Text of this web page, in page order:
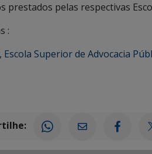
prestados pelas respectivas
:
, Escola Superior de Advocacia